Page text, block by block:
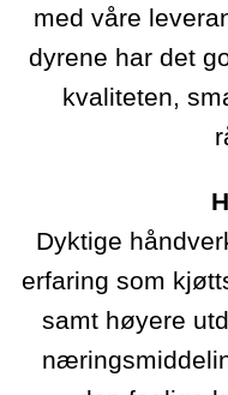
med våre
dyrene har det
kvaliteten,
Dyktige
erfaring som
samt høyere